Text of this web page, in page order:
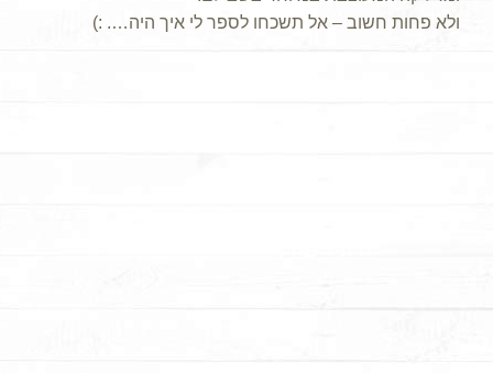
ולא פחות חשוב – אל תשכחו לספר לי איך היה…. :)